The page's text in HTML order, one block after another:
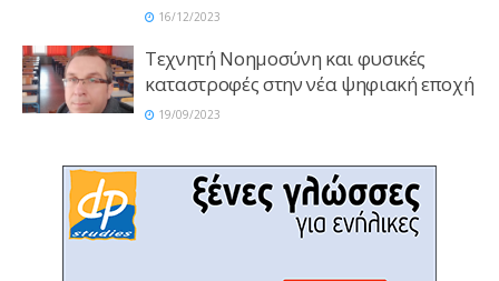
16/12/2023
Τεχνητή Νοημοσύνη και φυσικές
καταστροφές στην νέα ψηφιακή εποχή
19/09/2023